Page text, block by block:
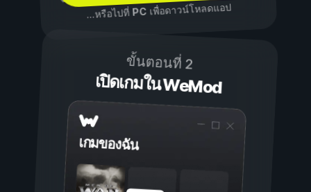
...หรือไปที่ PCเพื่อดาวน์โหลดแอป
ขั้นตอนที่ 2
เปิดเกมใน WeMod
เกมของฉัน